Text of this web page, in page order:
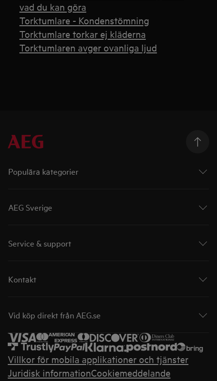
vad du kan göra
Torktumlare - Kondenstömning
Torktumlare torkar ej kläderna
Torktumlaren avger ovanliga ljud
Populära kategorier
AEG Sverige
Service & support
Kontakt
Vid köp direkt från AEG.se
Villkor för mobila applikationer och tjänster
Juridisk informationCookiemeddelande